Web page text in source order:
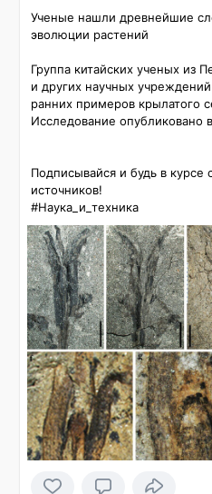
Ученые нашли древнейшие
эволюции растений
Группа китайских ученых из
и других научных
ранних примеров крылатого
Исследование опубликовано
Подписывайся и будь в курсе
источников!
#Наука_и_техника